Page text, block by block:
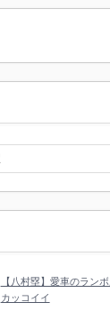
【八村塁】愛車のラン
カッコイイ